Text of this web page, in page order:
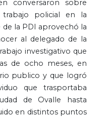
conversaron sobre
policial en la
de la PDI aprovechó la
al delegado de la
investigativo que
de ocho meses, en
publico y que logró
que trasportaba
de Ovalle hasta
en distintos puntos